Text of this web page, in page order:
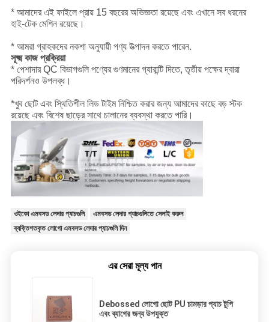
* আমাদের এই ফাইলে প্রায় 15 বছরের অভিজ্ঞতা রয়েছে এবং এখানে সব ধরনের
হাই-টেক মেশিন রয়েছে।
* আমরা গ্রাহকদের নকশা অনুযায়ী পণ্য উত্পাদন করতে পারেন.
সূক্ষ্ম কাজ প্রক্রিয়া
* পেশাদার QC বিভাগগুলি পণ্যের গুণমানের গ্যারান্টি দিতে, তৃতীয় পক্ষের দ্বারা
পরিদর্শনও উপলব্ধ।
*খুব ছোট এবং স্থিতিশীল লিড টাইম নিশ্চিত করার জন্য আমাদের কাছে বড় স্টক
রয়েছে এবং বিশেষ ছাড়ের সাথে চালানের ব্যবস্থা করতে পারি।
ওইকো এমবসড লেদার প্যাচগুলি
এমবসড লেদার প্যাচগুলিতে সেলাই করুন
ব্যক্তিগতকৃত লোগো এমবসড লেদার প্যাচগুলি দিন
এর সেরা মূল্য পান
Debossed লোগো ছোট PU চামড়ার প্যাচ টুপি
এবং ব্যাগের জন্য উপযুক্ত